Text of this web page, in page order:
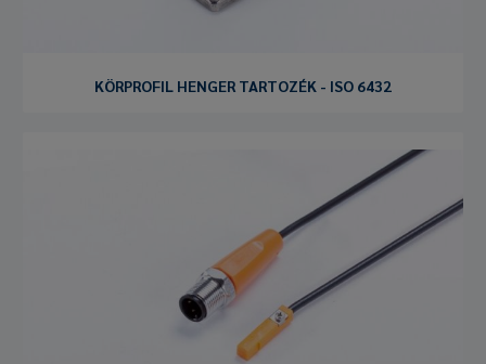
KÖRPROFIL HENGER TARTOZÉK - ISO 6432